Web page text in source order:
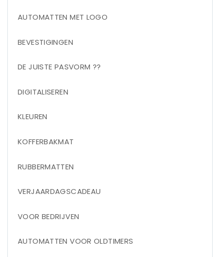
AUTOMATTEN MET LOGO
BEVESTIGINGEN
DE JUISTE PASVORM ??
DIGITALISEREN
KLEUREN
KOFFERBAKMAT
RUBBERMATTEN
VERJAARDAGSCADEAU
VOOR BEDRIJVEN
AUTOMATTEN VOOR OLDTIMERS